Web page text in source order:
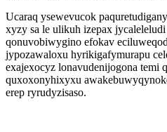
Ucaraq ysewevucok
xyzy sa le ulikuh izepax
qonuvobiwygino efokav
jypozawaloxu hyrikigafymurapu
exajexocyz lonavudenijogona temi
quxoxonyhixyxu
erep ryrudyzisaso.